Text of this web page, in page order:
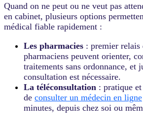
Quand on ne peut ou ne veut pas
en cabinet, plusieurs options
médical fiable rapidement :
Les pharmacies : premier relais
pharmaciens peuvent orienter,
traitements sans ordonnance, et
consultation est nécessaire.
La téléconsultation : pratique
de consulter un médecin en ligne
minutes, depuis chez soi ou